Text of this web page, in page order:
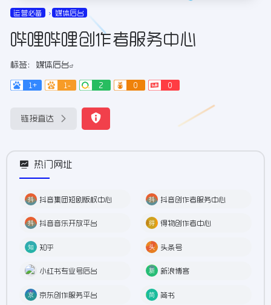
运营必备 媒体后台
哔哩哔哩创作者服务中心
标签： 媒体后台
1+ 1- 2 0 0
链接直达
热门网址
抖音集团短剧版权中心 抖音创作者服务中心
抖音音乐开放平台 得物创作者中心
知乎 头条号
小红书专业号后台 新浪博客
京东创作服务平台 简书